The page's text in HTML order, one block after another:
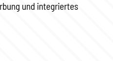
und integriertes